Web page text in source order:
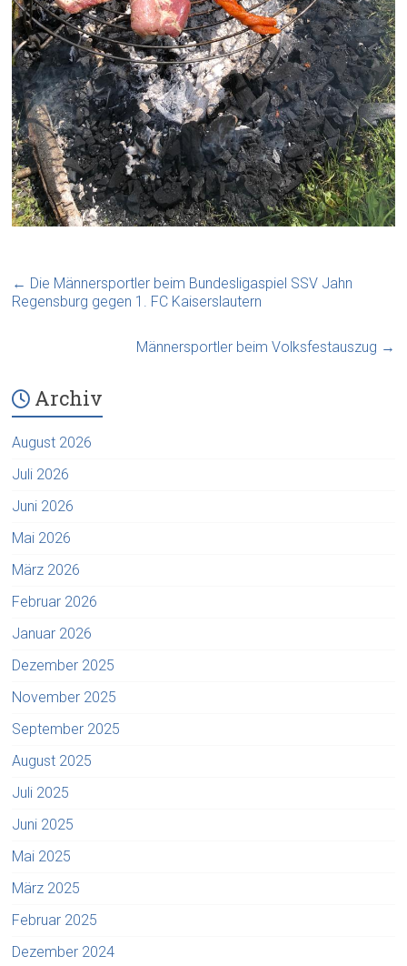
← Die Männersportler beim Bundesligaspiel SSV Jahn
Regensburg gegen 1. FC Kaiserslautern
Männersportler beim Volksfestauszug →
Archiv
August 2026
Juli 2026
Juni 2026
Mai 2026
März 2026
Februar 2026
Januar 2026
Dezember 2025
November 2025
September 2025
August 2025
Juli 2025
Juni 2025
Mai 2025
März 2025
Februar 2025
Dezember 2024